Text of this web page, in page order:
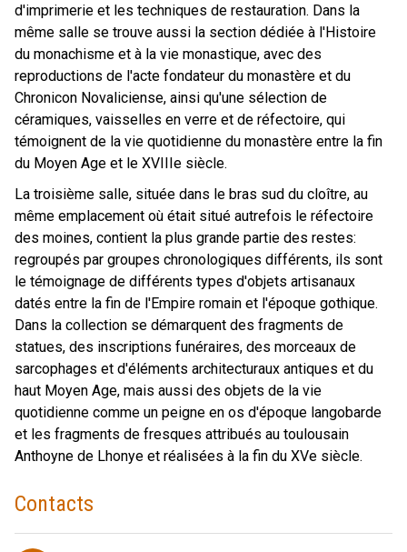
d'imprimerie et les techniques de restauration. Dans la
même salle se trouve aussi la section dédiée à l'Histoire
du monachisme et à la vie monastique, avec des
reproductions de l'acte fondateur du monastère et du
Chronicon Novaliciense, ainsi qu'une sélection de
céramiques, vaisselles en verre et de réfectoire, qui
témoignent de la vie quotidienne du monastère entre la fin
du Moyen Age et le XVIIIe siècle.
La troisième salle, située dans le bras sud du cloître, au
même emplacement où était situé autrefois le réfectoire
des moines, contient la plus grande partie des restes:
regroupés par groupes chronologiques différents, ils sont
le témoignage de différents types d'objets artisanaux
datés entre la fin de l'Empire romain et l'époque gothique.
Dans la collection se démarquent des fragments de
statues, des inscriptions funéraires, des morceaux de
sarcophages et d'éléments architecturaux antiques et du
haut Moyen Age, mais aussi des objets de la vie
quotidienne comme un peigne en os d'époque langobarde
et les fragments de fresques attribués au toulousain
Anthoyne de Lhonye et réalisées à la fin du XVe siècle.
Contacts